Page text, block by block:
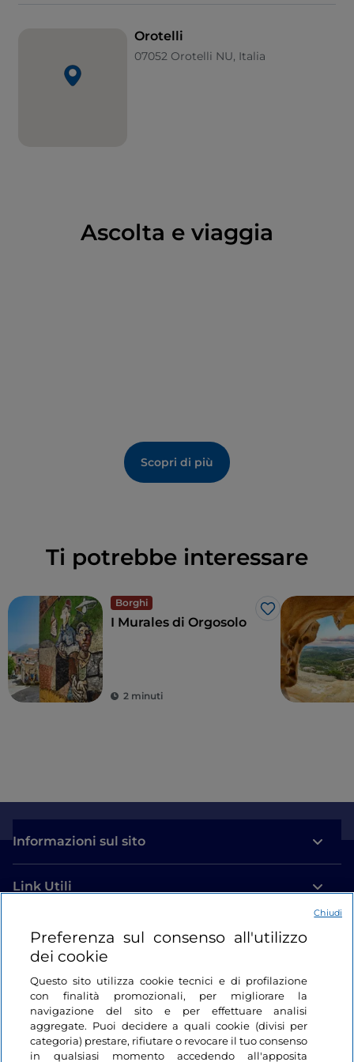
abiti in orbace, impersonano gli elementi della vita
quotidiana del pastore. Bisogna esserci, almeno una
volta, a vivere il Carnevale di Orotelli: esserci e
lasciarsi ammaliare da queste figure arcaiche e dalle
Orotelli
07052 Orotelli NU, Italia
Ascolta e viaggia
Scopri di più
Ti potrebbe interessare
Borghi
Like
I Murales di Orgosolo
2 minuti
Informazioni sul sito
Link Utili
Login
Restiamo in contatto
Preferenza sul consenso all'utilizzo
dei cookie
Questo sito utilizza cookie tecnici e di profilazione
con finalità promozionali, per migliorare la
navigazione del sito e per effettuare analisi
aggregate. Puoi decidere a quali cookie (divisi per
categoria) prestare, rifiutare o revocare il tuo consenso
in qualsiasi momento accedendo all'apposita
Chiudi